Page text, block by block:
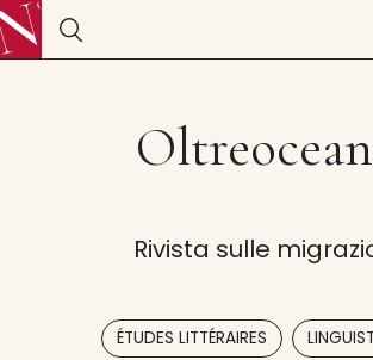
Rivista sulle
ÉTUDES LITTÉRAIRES